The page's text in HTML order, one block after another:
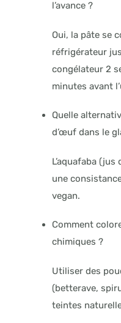
l’avance ?
Oui, la pâte se
réfrigérateur
congélateur 2
minutes avant
Quelle
d’œuf dans le
L’aquafaba
une
vegan.
Comment
chimiques ?
Utiliser des
(betterave,
teintes